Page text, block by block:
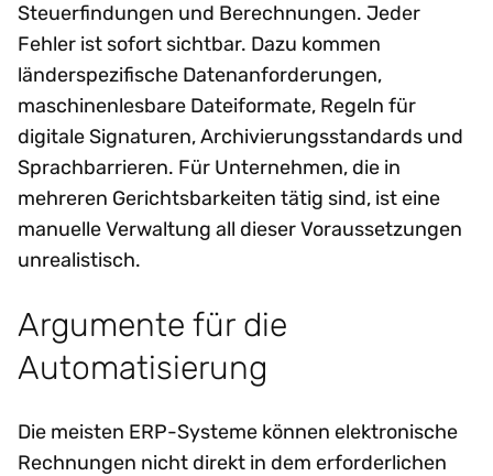
Steuerfindungen und Berechnungen. Jeder
Fehler ist sofort sichtbar. Dazu kommen
länderspezifische Datenanforderungen,
maschinenlesbare Dateiformate, Regeln für
digitale Signaturen, Archivierungsstandards und
Sprachbarrieren. Für Unternehmen, die in
mehreren Gerichtsbarkeiten tätig sind, ist eine
manuelle Verwaltung all dieser Voraussetzungen
unrealistisch.
Argumente für die
Automatisierung
Die meisten ERP-Systeme können elektronische
Rechnungen nicht direkt in dem erforderlichen